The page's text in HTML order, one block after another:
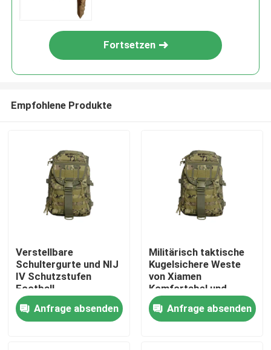
Zu Hause
Produkte
Fortsetzen
Empfohlene Produkte
Verstellbare
Schultergurte und NIJ
IV Schutzstufen
Football
Trainingsweste für
ultimative Leistung
Anfrage absenden
Militärisch taktische
Kugelsichere Weste
von Xiamen
Komfortabel und
Probe zur Verfügung
gestelltAnfrage absenden